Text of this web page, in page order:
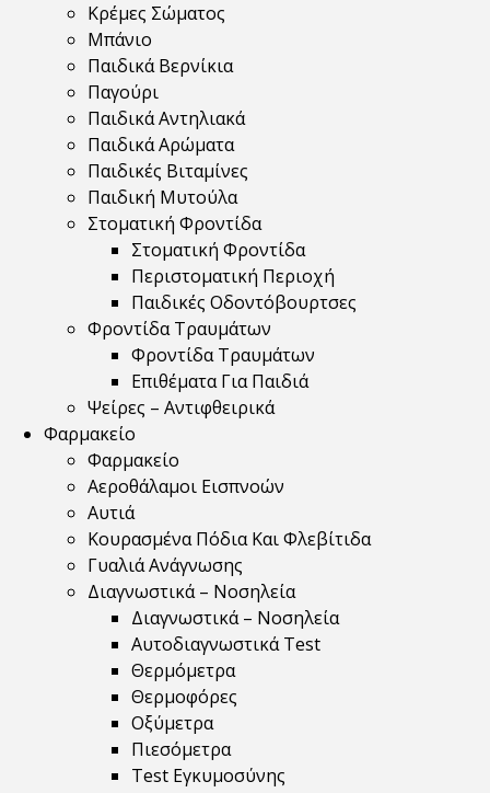
Κρέμες Σώματος
Μπάνιο
Παιδικά Βερνίκια
Παγούρι
Παιδικά Αντηλιακά
Παιδικά Αρώματα
Παιδικές Βιταμίνες
Παιδική Μυτούλα
Στοματική Φροντίδα
Στοματική Φροντίδα
Περιστοματική Περιοχή
Παιδικές Οδοντόβουρτσες
Φροντίδα Τραυμάτων
Φροντίδα Τραυμάτων
Επιθέματα Για Παιδιά
Ψείρες – Αντιφθειρικά
Φαρμακείο
Φαρμακείο
Αεροθάλαμοι Εισπνοών
Αυτιά
Κουρασμένα Πόδια Και Φλεβίτιδα
Γυαλιά Ανάγνωσης
Διαγνωστικά – Νοσηλεία
Διαγνωστικά – Νοσηλεία
Αυτοδιαγνωστικά Test
Θερμόμετρα
Θερμοφόρες
Οξύμετρα
Πιεσόμετρα
Test Εγκυμοσύνης